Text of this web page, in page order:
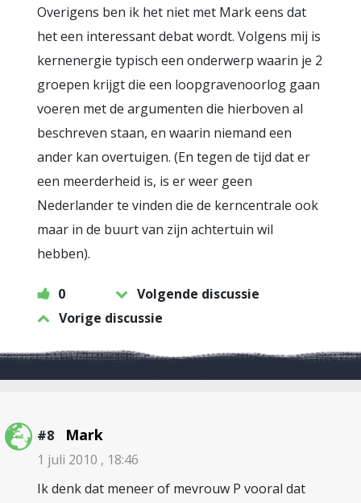
Overigens ben ik het niet met Mark eens dat
het een interessant debat wordt. Volgens mij is
kernenergie typisch een onderwerp waarin je 2
groepen krijgt die een loopgravenoorlog gaan
voeren met de argumenten die hierboven al
beschreven staan, en waarin niemand een
ander kan overtuigen. (En tegen de tijd dat er
een meerderheid is, is er weer geen
Nederlander te vinden die de kerncentrale ook
maar in de buurt van zijn achtertuin wil
hebben).
0
Volgende discussie
Vorige discussie
#8 Mark
1 juli 2010 , 18:46
Ik denk dat meneer of mevrouw P vooral dat